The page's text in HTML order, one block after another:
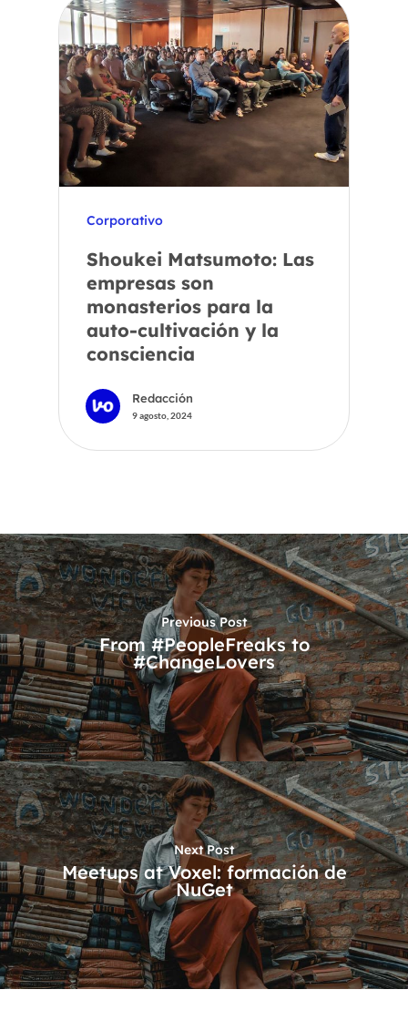
Corporativo
Shoukei Matsumoto: Las
empresas son
monasterios para la
auto-cultivación y la
consciencia
Redacción
9 agosto, 2024
Previous Post
From #PeopleFreaks to
#ChangeLovers
Next Post
Meetups at Voxel: formación de
NuGet